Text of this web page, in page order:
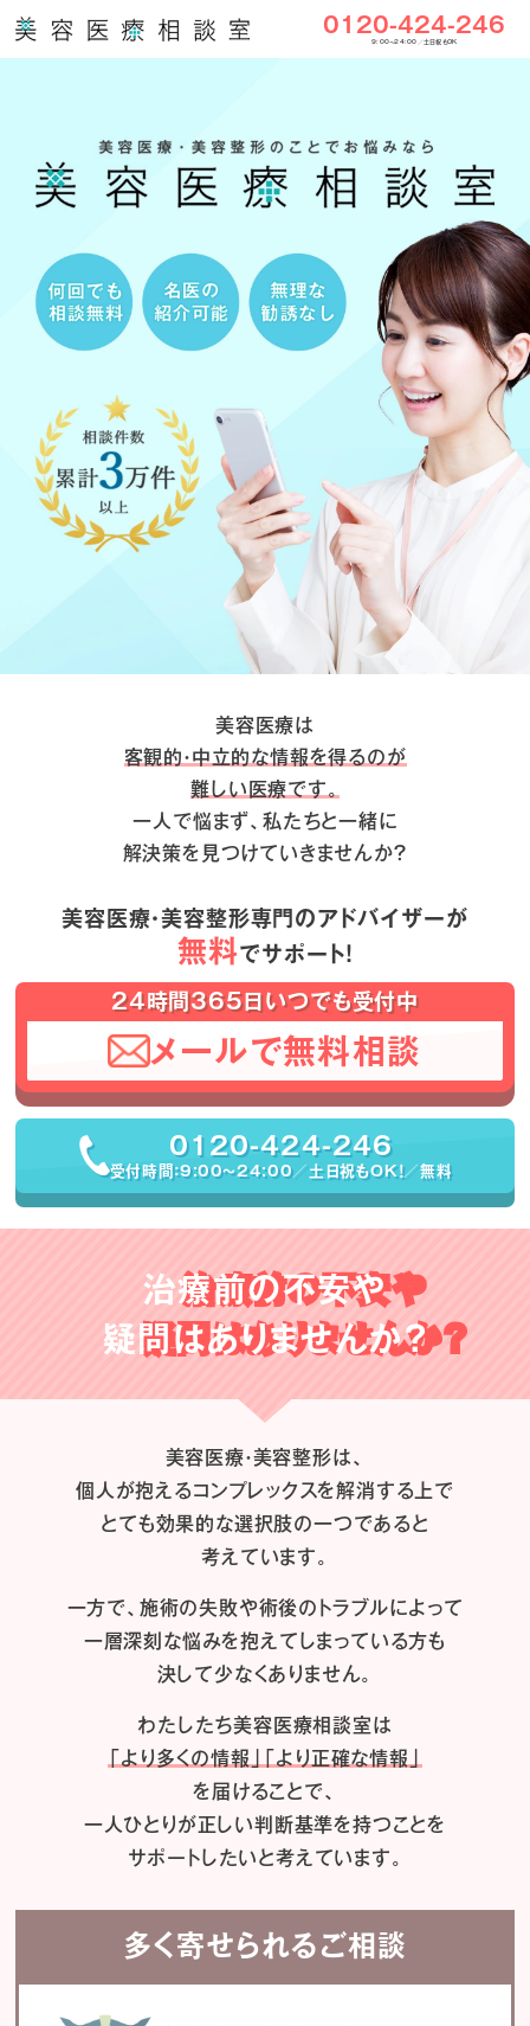
0120-424-246
9:00〜24:00／土日祝もOK
美容医療は
客観的・中立的な情報を得るのが
難しい医療です。
一人で悩まず、私たちと一緒に
解決策を見つけていきませんか？
美容医療・美容整形専門のアドバイザーが
無料でサポート！
24時間365日いつでも受付中
メールで無料相談
0120-424-246
受付時間：9:00〜24:00／土日祝もOK！／無料
治療前の不安や
疑問はありませんか？
美容医療・美容整形は、
個人が抱えるコンプレックスを解消する上で
とても効果的な選択肢の一つであると
考えています。
一方で、施術の失敗や術後のトラブルによって
一層深刻な悩みを抱えてしまっている方も
決して少なくありません。
わたしたち美容医療相談室は
「より多くの情報」「より正確な情報」
を届けることで、
一人ひとりが正しい判断基準を持つことを
サポートしたいと考えています。
多く寄せられるご相談